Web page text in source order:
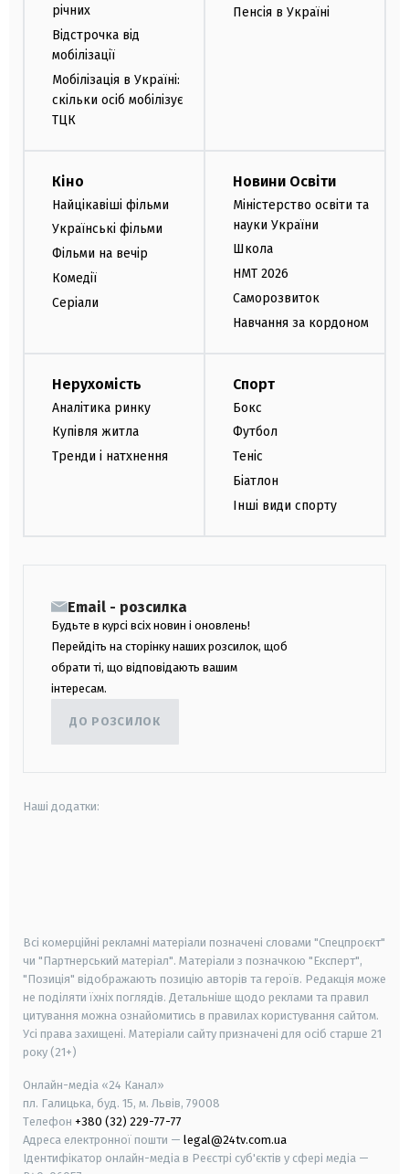
річних
Відстрочка від
мобілізації
Мобілізація в Україні:
скільки осіб мобілізує
ТЦК
Пенсія в Україні
Кіно
Найцікавіші фільми
Українські фільми
Фільми на вечір
Комедії
Серіали
Новини Освіти
Міністерство освіти та
науки України
Школа
НМТ 2026
Саморозвиток
Навчання за кордоном
Нерухомість
Аналітика ринку
Купівля житла
Тренди і натхнення
Спорт
Бокс
Футбол
Теніс
Біатлон
Інші види спорту
Email - розсилка
Будьте в курсі всіх новин і оновлень!
Перейдіть на сторінку наших розсилок, щоб
обрати ті, що відповідають вашим
інтересам.
ДО РОЗСИЛОК
Наші додатки:
Всі комерційні рекламні матеріали позначені словами "Спецпроєкт"
чи "Партнерський матеріал". Матеріали з позначкою "Експерт",
"Позиція" відображають позицію авторів та героїв. Редакція може
не поділяти їхніх поглядів. Детальніше щодо реклами та правил
цитування можна ознайомитись в правилах користування сайтом.
Усі права захищені. Матеріали сайту призначені для осіб старше 21
року (21+)
Онлайн-медіа «24 Канал»
пл. Галицька, буд. 15, м. Львів, 79008
Телефон +380 (32) 229-77-77
Адреса електронної пошти — legal@24tv.com.ua
Ідентифікатор онлайн-медіа в Реєстрі суб'єктів у сфері медіа —